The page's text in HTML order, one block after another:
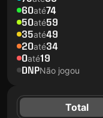
60até74
50até59
35até49
20até34
0até19
DNPNão jogou
Total